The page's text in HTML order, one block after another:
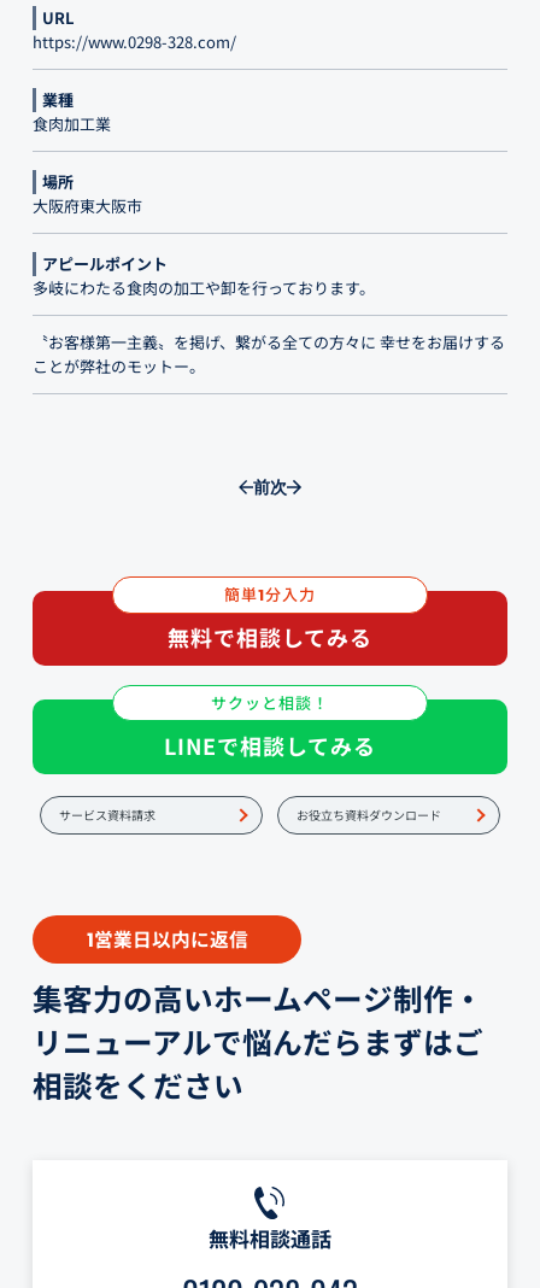
URL
https://www.0298-328.com/
業種
食肉加工業
場所
大阪府東大阪市
アピールポイント
多岐にわたる食肉の加工や卸を行っております。
〝お客様第一主義〟を掲げ、繋がる全ての方々に 幸せをお届けする
ことが弊社のモットー。
前次
簡単1分入力
無料で相談してみる
サクッと相談！
LINEで相談してみる
サービス資料請求 お役立ち資料ダウンロード
1営業日以内に返信
集客力の高いホームページ制作・
リニューアルで悩んだらまずはご
相談をください
無料相談通話